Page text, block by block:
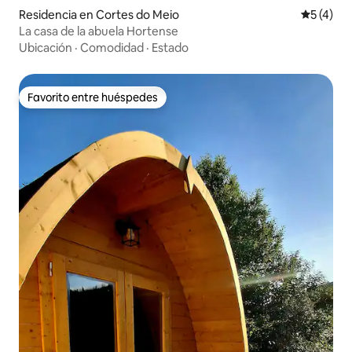
Residencia en Cortes do Meio
5 (4)
La casa de la abuela Hortense
Ubicación · Comodidad · Estado
Favorito entre huéspedes
Favorito entre huéspedes